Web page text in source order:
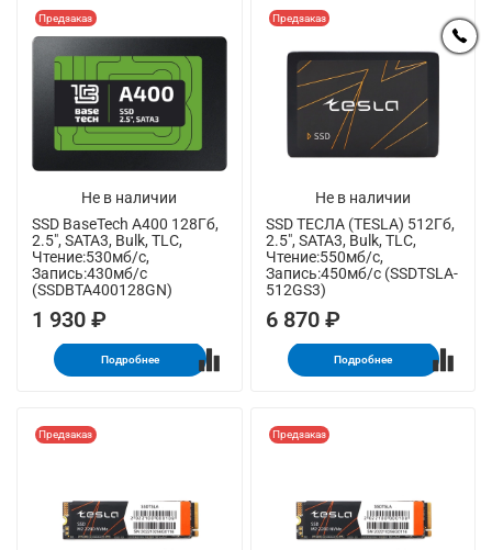
Не в наличии
Предзаказ
SSD BaseTech A400 128Гб,
2.5", SATA3, Bulk, TLC,
Чтение:530мб/с,
Запись:430мб/с
(SSDBTA400128GN)
1 930 ₽
Подробнее
Не в наличии
Предзаказ
SSD ТЕСЛА (TESLA) 512Гб,
2.5", SATA3, Bulk, TLC,
Чтение:550мб/с,
Запись:450мб/с (SSDTSLA-
512GS3)
6 870 ₽
Подробнее
Предзаказ Предзаказ